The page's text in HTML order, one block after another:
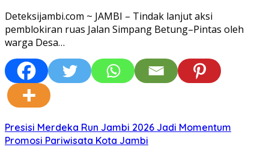
Deteksijambi.com ~ JAMBI – Tindak lanjut aksi
pemblokiran ruas Jalan Simpang Betung–Pintas oleh
warga Desa…
Presisi Merdeka Run Jambi 2026 Jadi Momentum
Promosi Pariwisata Kota Jambi